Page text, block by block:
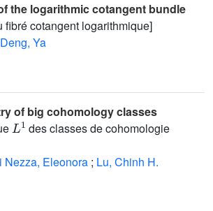
the logarithmic cotangent bundle
fibré cotangent logarithmique]
Deng, Ya
of big cohomology classes
L1
des classes de cohomologie
Nezza, Eleonora ; Lu, Chinh H.